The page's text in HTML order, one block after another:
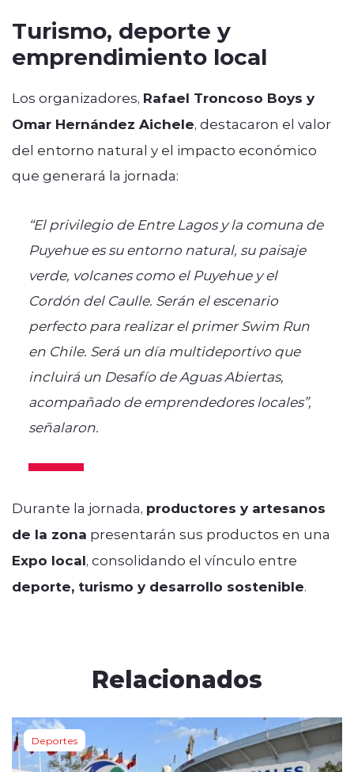
Turismo, deporte y
emprendimiento local
Los organizadores, Rafael Troncoso Boys y
Omar Hernández Aichele, destacaron el valor
del entorno natural y el impacto económico
que generará la jornada:
“El privilegio de Entre Lagos y la comuna de
Puyehue es su entorno natural, su paisaje
verde, volcanes como el Puyehue y el
Cordón del Caulle. Serán el escenario
perfecto para realizar el primer Swim Run
en Chile. Será un día multideportivo que
incluirá un Desafío de Aguas Abiertas,
acompañado de emprendedores locales”,
señalaron.
Durante la jornada, productores y artesanos
de la zona presentarán sus productos en una
Expo local, consolidando el vínculo entre
deporte, turismo y desarrollo sostenible.
Relacionados
Deportes